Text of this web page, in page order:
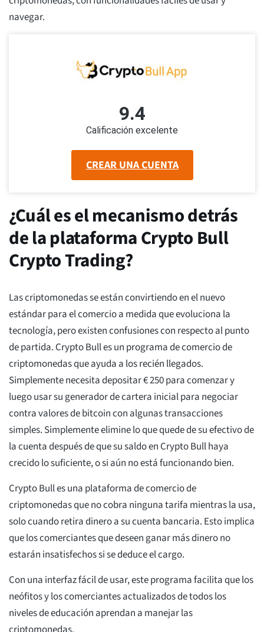
navegar.
9.4
Calificación excelente
CREAR UNA CUENTA
¿Cuál es el mecanismo detrás
de la plataforma Crypto Bull
Crypto Trading?
Las criptomonedas se están convirtiendo en el nuevo
estándar para el comercio a medida que evoluciona la
tecnología, pero existen confusiones con respecto al punto
de partida. Crypto Bull es un programa de comercio de
criptomonedas que ayuda a los recién llegados.
Simplemente necesita depositar € 250 para comenzar y
luego usar su generador de cartera inicial para negociar
contra valores de bitcoin con algunas transacciones
simples. Simplemente elimine lo que quede de su efectivo de
la cuenta después de que su saldo en Crypto Bull haya
crecido lo suficiente, o si aún no está funcionando bien.
Crypto Bull es una plataforma de comercio de
criptomonedas que no cobra ninguna tarifa mientras la usa,
solo cuando retira dinero a su cuenta bancaria. Esto implica
que los comerciantes que deseen ganar más dinero no
estarán insatisfechos si se deduce el cargo.
Con una interfaz fácil de usar, este programa facilita que los
neófitos y los comerciantes actualizados de todos los
niveles de educación aprendan a manejar las